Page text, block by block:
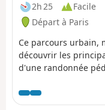
2h 25
Facile
Départ à Paris
Ce parcours urbain,
découvrir les
d'une randonnée
Paris. Le départ et